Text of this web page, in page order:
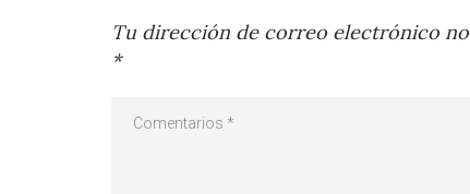
Tu dirección de correo electrónico no
*